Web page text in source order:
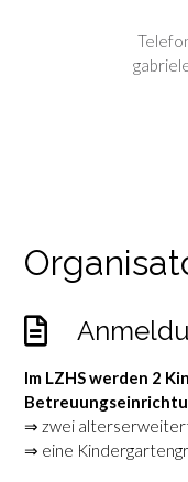
Im LZHS werden 2
⇒ zwei
⇒ eine